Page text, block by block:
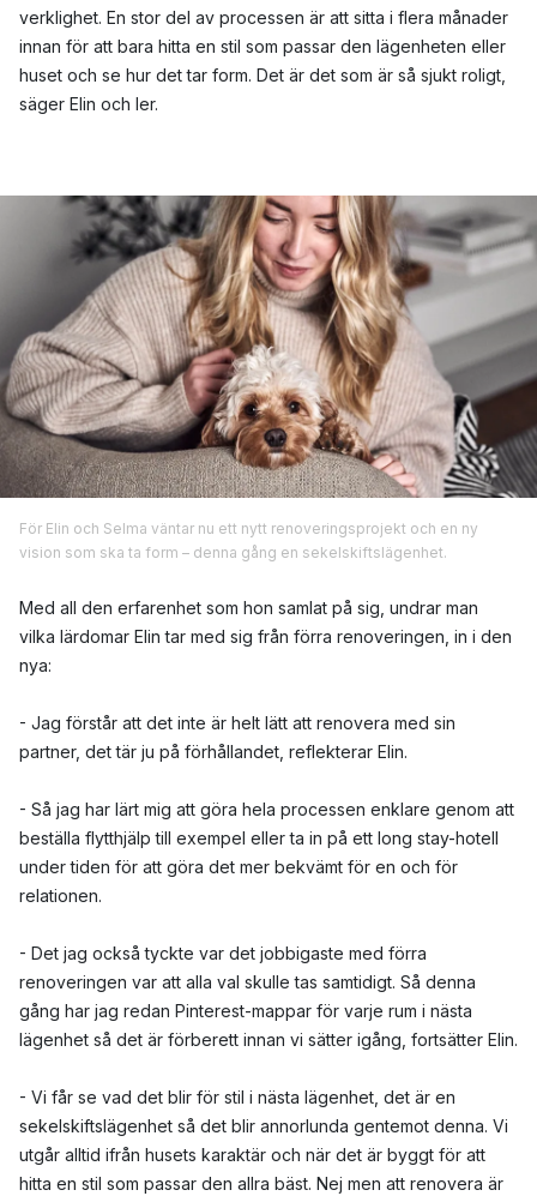
verklighet. En stor del av processen är att sitta i flera månader
innan för att bara hitta en stil som passar den lägenheten eller
huset och se hur det tar form. Det är det som är så sjukt roligt,
säger Elin och ler.
För Elin och Selma väntar nu ett nytt renoveringsprojekt och en ny
vision som ska ta form – denna gång en sekelskiftslägenhet.
Med all den erfarenhet som hon samlat på sig, undrar man
vilka lärdomar Elin tar med sig från förra renoveringen, in i den
nya:
- Jag förstår att det inte är helt lätt att renovera med sin
partner, det tär ju på förhållandet, reflekterar Elin.
- Så jag har lärt mig att göra hela processen enklare genom att
beställa flytthjälp till exempel eller ta in på ett long stay-hotell
under tiden för att göra det mer bekvämt för en och för
relationen.
- Det jag också tyckte var det jobbigaste med förra
renoveringen var att alla val skulle tas samtidigt. Så denna
gång har jag redan Pinterest-mappar för varje rum i nästa
lägenhet så det är förberett innan vi sätter igång, fortsätter Elin.
- Vi får se vad det blir för stil i nästa lägenhet, det är en
sekelskiftslägenhet så det blir annorlunda gentemot denna. Vi
utgår alltid ifrån husets karaktär och när det är byggt för att
hitta en stil som passar den allra bäst. Nej men att renovera är